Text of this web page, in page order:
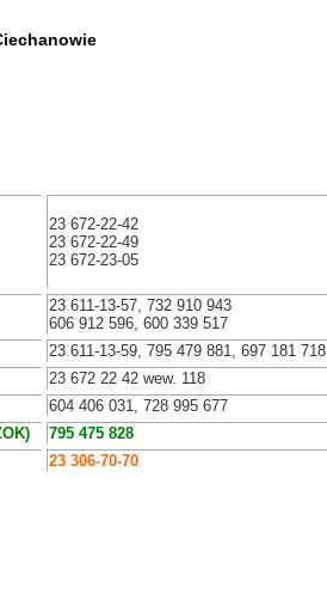
23 672-22-42
23 672-22-49
23 672-23-05
23 611-13-57, 732 910 943
606 912 596, 600 339 517
23 611-13-59, 795 479 881, 697 181 718
23 672 22 42 wew. 118
604 406 031, 728 995 677
795 475 828
23 306-70-70